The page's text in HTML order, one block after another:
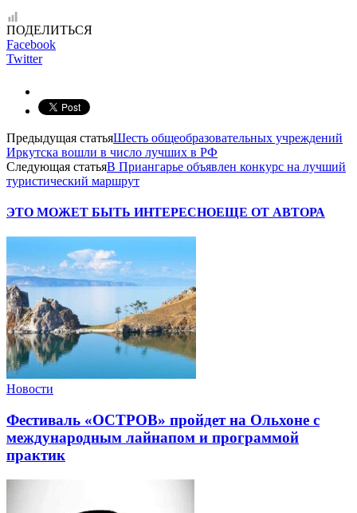
ПОДЕЛИТЬСЯ
Facebook
Twitter
Предыдущая статьяШесть общеобразовательных учреждений
Иркутска вошли в число лучших в РФ
Следующая статьяВ Приангарье объявлен конкурс на лучший
туристический маршрут
ЭТО МОЖЕТ БЫТЬ ИНТЕРЕСНОЕЩЕ ОТ АВТОРА
Новости
Фестиваль «ОСТРОВ» пройдет на Ольхоне с
международным лайнапом и программой
практик